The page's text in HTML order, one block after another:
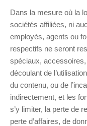
Dans la mesure où la
sociétés affiliées, ni
employés, agents ou
respectifs ne seront
spéciaux,
découlant de
du contenu, ou de
indirectement, et les
s’y limiter, la perte de
perte d’affaires, de